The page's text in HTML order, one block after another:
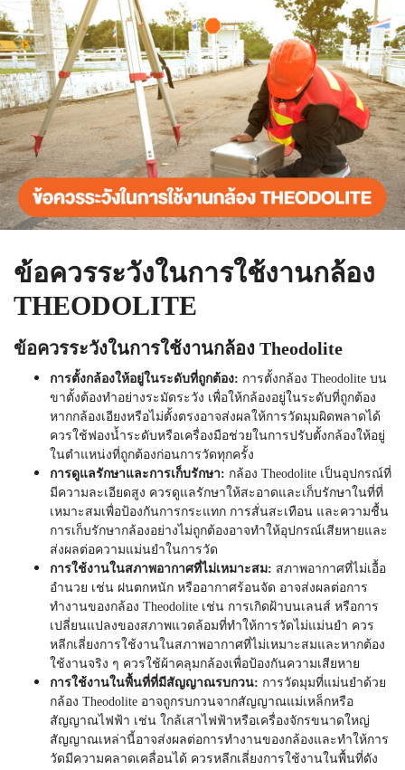
ข้อควรระวังในการใช้งานกล้อง
THEODOLITE
ข้อควรระวังในการใช้งานกล้อง Theodolite
การตั้งกล้องให้อยู่ในระดับที่ถูกต้อง: การตั้งกล้อง Theodolite บน
ขาตั้งต้องทำอย่างระมัดระวัง เพื่อให้กล้องอยู่ในระดับที่ถูกต้อง
หากกล้องเอียงหรือไม่ตั้งตรงอาจส่งผลให้การวัดมุมผิดพลาดได้
ควรใช้ฟองน้ำระดับหรือเครื่องมือช่วยในการปรับตั้งกล้องให้อยู่
ในตำแหน่งที่ถูกต้องก่อนการวัดทุกครั้ง
การดูแลรักษาและการเก็บรักษา: กล้อง Theodolite เป็นอุปกรณ์ที่
มีความละเอียดสูง ควรดูแลรักษาให้สะอาดและเก็บรักษาในที่ที่
เหมาะสมเพื่อป้องกันการกระแทก การสั่นสะเทือน และความชื้น
การเก็บรักษากล้องอย่างไม่ถูกต้องอาจทำให้อุปกรณ์เสียหายและ
ส่งผลต่อความแม่นยำในการวัด
การใช้งานในสภาพอากาศที่ไม่เหมาะสม: สภาพอากาศที่ไม่เอื้อ
อำนวย เช่น ฝนตกหนัก หรืออากาศร้อนจัด อาจส่งผลต่อการ
ทำงานของกล้อง Theodolite เช่น การเกิดฝ้าบนเลนส์ หรือการ
เปลี่ยนแปลงของสภาพแวดล้อมที่ทำให้การวัดไม่แม่นยำ ควร
หลีกเลี่ยงการใช้งานในสภาพอากาศที่ไม่เหมาะสมและหากต้อง
ใช้งานจริง ๆ ควรใช้ผ้าคลุมกล้องเพื่อป้องกันความเสียหาย
การใช้งานในพื้นที่ที่มีสัญญาณรบกวน: การวัดมุมที่แม่นยำด้วย
กล้อง Theodolite อาจถูกรบกวนจากสัญญาณแม่เหล็กหรือ
สัญญาณไฟฟ้า เช่น ใกล้เสาไฟฟ้าหรือเครื่องจักรขนาดใหญ่
สัญญาณเหล่านี้อาจส่งผลต่อการทำงานของกล้องและทำให้การ
วัดมีความคลาดเคลื่อนได้ ควรหลีกเลี่ยงการใช้งานในพื้นที่ดัง